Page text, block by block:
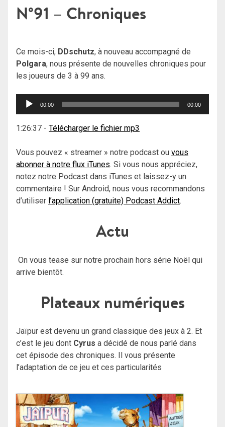
N°91 – Chroniques
Ce mois-ci, DDschutz, à nouveau accompagné de
Polgara, nous présente de nouvelles chroniques pour
les joueurs de 3 à 99 ans.
Lecteur
00:00 00:00
1:26:37 - Télécharger le fichier mp3
Vous pouvez « streamer » notre podcast ou vous
abonner à notre flux iTunes. Si vous nous appréciez,
notez notre Podcast dans iTunes et laissez-y un
commentaire ! Sur Android, nous vous recommandons
d’utiliser l’application (gratuite) Podcast Addict.
Actu
On vous tease sur notre prochain hors série Noël qui
arrive bientôt.
Plateaux numériques
Jaïpur est devenu un grand classique des jeux à 2. Et
c’est le jeu dont Cyrus a décidé de nous parlé dans
cet épisode des chroniques. Il vous présente
l’adaptation de ce jeu et ces particularités